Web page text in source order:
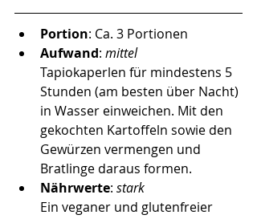
Portion: Ca. 3 Portionen
Aufwand: mittel
Tapiokaperlen für mindestens 5
Stunden (am besten über Nacht)
in Wasser einweichen. Mit den
gekochten Kartoffeln sowie den
Gewürzen vermengen und
Bratlinge daraus formen.
Nährwerte: stark
Ein veganer und glutenfreier